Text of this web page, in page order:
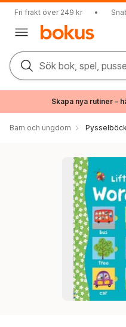
Fri frakt över 249 kr •
Sök bok, spel,
Skapa nya rutiner –
Barn och ungdom